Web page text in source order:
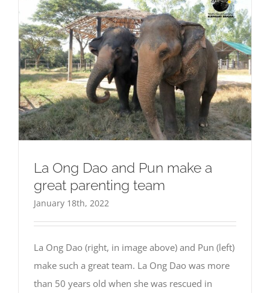
La Ong Dao and Pun make a
great parenting team
January 18th, 2022
La Ong Dao (right, in image above) and Pun (left)
make such a great team. La Ong Dao was more
than 50 years old when she was rescued in